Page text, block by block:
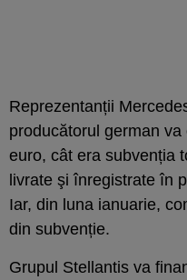
Reprezentanții
producătorul german
euro, cât era subvenția
livrate şi înregistrate în
Iar, din luna ianuarie,
din subvenție.
Grupul Stellantis va